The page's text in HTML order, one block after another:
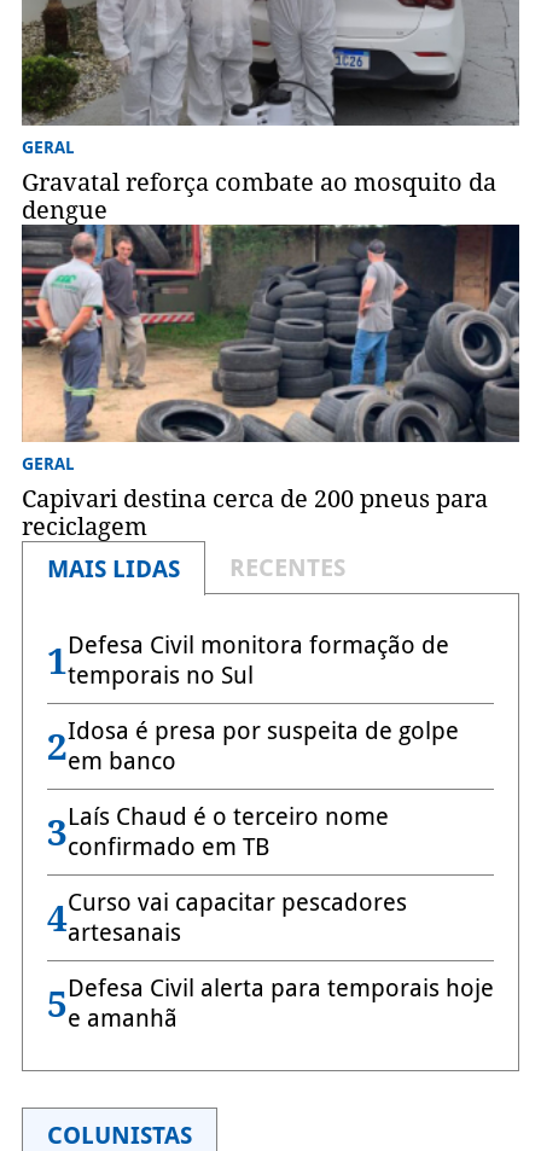
GERAL
Gravatal reforça combate ao mosquito da
dengue
GERAL
Capivari destina cerca de 200 pneus para
reciclagem
MAIS LIDAS
RECENTES
1Defesa Civil monitora formação de
temporais no Sul
2Idosa é presa por suspeita de golpe
em banco
3Laís Chaud é o terceiro nome
confirmado em TB
4Curso vai capacitar pescadores
artesanais
5Defesa Civil alerta para temporais hoje
e amanhã
COLUNISTAS